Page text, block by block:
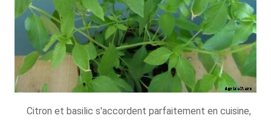
Citron et basilic s'accordent parfaitement en cuisine,